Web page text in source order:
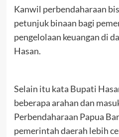
Kanwil perbendaharaan
petunjuk binaan bagi
pengelolaan keuangan di
Hasan.
Selain itu kata Bupati
beberapa arahan dan
Perbendaharaan Papua
pemerintah daerah lebih